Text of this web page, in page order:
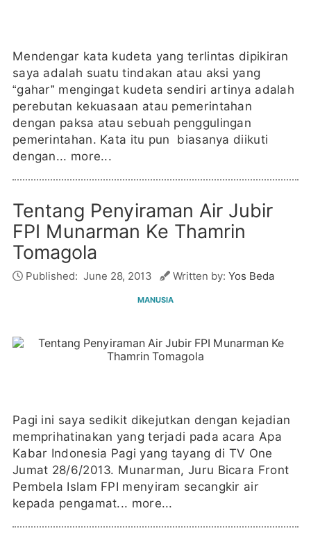
Mendengar kata kudeta yang terlintas dipikiran
saya adalah suatu tindakan atau aksi yang
“gahar” mengingat kudeta sendiri artinya adalah
perebutan kekuasaan atau pemerintahan
dengan paksa atau sebuah penggulingan
pemerintahan. Kata itu pun biasanya diikuti
dengan... more...
Tentang Penyiraman Air Jubir
FPI Munarman Ke Thamrin
Tomagola
Published: June 28, 2013 Written by: Yos Beda
MANUSIA
Pagi ini saya sedikit dikejutkan dengan kejadian
memprihatinakan yang terjadi pada acara Apa
Kabar Indonesia Pagi yang tayang di TV One
Jumat 28/6/2013. Munarman, Juru Bicara Front
Pembela Islam FPI menyiram secangkir air
kepada pengamat... more...